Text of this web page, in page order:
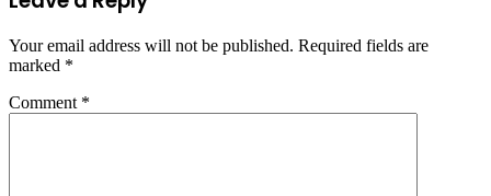
Your email address will not be published. Required fields are
marked *
Comment *